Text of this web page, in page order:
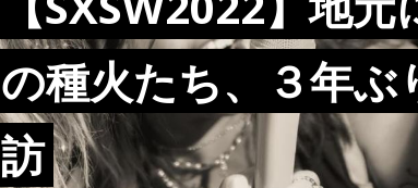
の種火たち、３年
訪